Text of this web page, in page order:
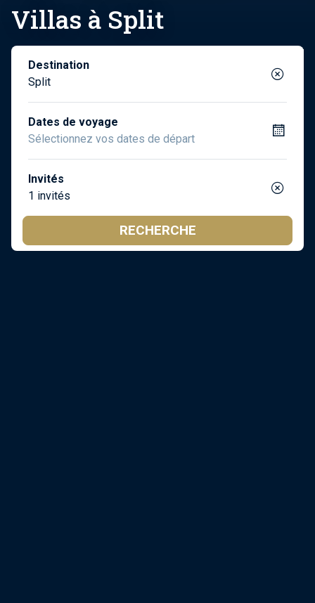
Villas à Split
Destination
Split
Dates de voyage
Invités
1 invités
RECHERCHE